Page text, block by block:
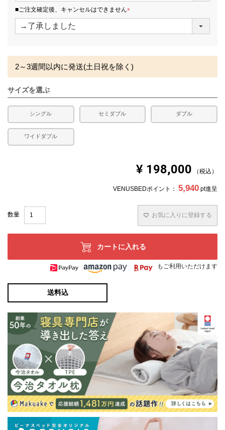
)
■ご注文確定後、キャンセルはできません
(
2～3週間以内に発送(土日祝を除く)
サイズを選ぶ
シングル セミダブル ダブル
ワイドダブル
¥ 198,000 税込
VENUSBEDポイント： 5,940 pt進呈
お気に入りに登録する
カートに入れる
もご利用いただけます
送料込